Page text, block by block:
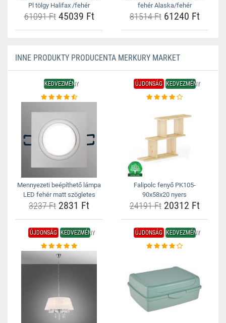
Pl tölgy Halifax /fehér
61091 Ft45039 Ft
fehér Alaska/fehér
81514 Ft61240 Ft
INNE PRODUKTY PRODUCENTA MERKURY MARKET
KEDVEZMÉNY
Mennyezeti beépíthető lámpa
LED fehér matt szögletes
3237 Ft 2831 Ft
ÚJDONSÁG KEDVEZMÉNY
Falipolc fenyő PK105-
90x58x20 nyers
24191 Ft20312 Ft
ÚJDONSÁG KEDVEZMÉNY ÚJDONSÁG KEDVEZMÉNY